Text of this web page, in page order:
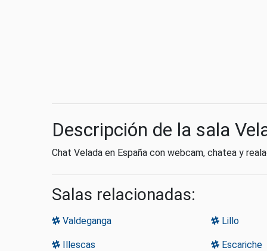
Descripción de la sala
Chat Velada en España con webcam, chatea y
Salas relacionadas:
Valdeganga Lillo
Illescas Escariche